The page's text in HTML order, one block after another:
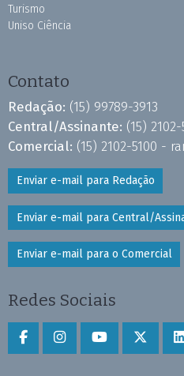
Turismo
Uniso Ciência
Contato
Redação: (15) 99789-3913
Central/Assinante: (15)
Comercial: (15) 2102-5100 -
Enviar e-mail para Redação
Enviar e-mail para Central/
Enviar e-mail para o Comercial
Redes Sociais